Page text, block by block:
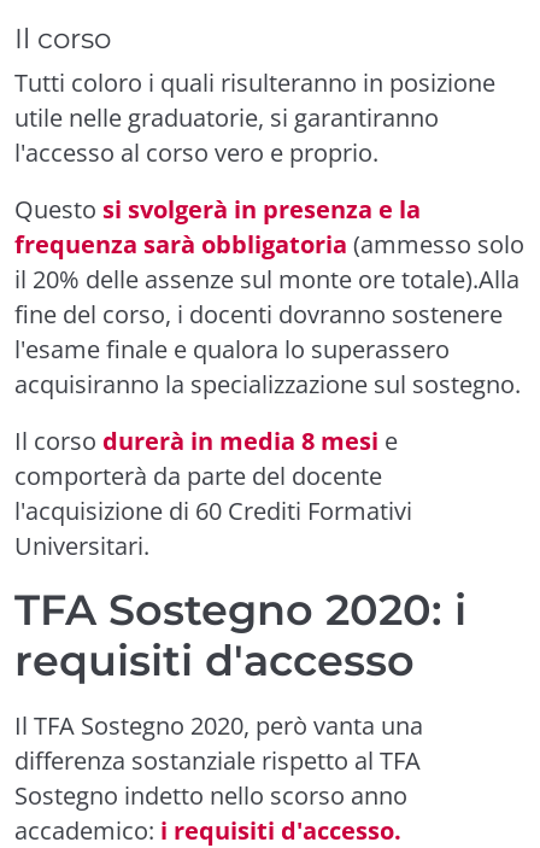
Il corso
Tutti coloro i quali risulteranno in posizione
utile nelle graduatorie, si garantiranno
l'accesso al corso vero e proprio.
Questo si svolgerà in presenza e la
frequenza sarà obbligatoria (ammesso solo
il 20% delle assenze sul monte ore totale).Alla
fine del corso, i docenti dovranno sostenere
l'esame finale e qualora lo superassero
acquisiranno la specializzazione sul sostegno.
Il corso durerà in media 8 mesi e
comporterà da parte del docente
l'acquisizione di 60 Crediti Formativi
Universitari.
TFA Sostegno 2020: i
requisiti d'accesso
Il TFA Sostegno 2020, però vanta una
differenza sostanziale rispetto al TFA
Sostegno indetto nello scorso anno
accademico: i requisiti d'accesso.